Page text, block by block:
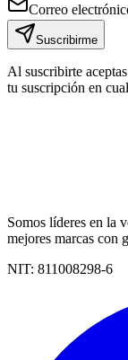
Correo
Suscribirme
Al suscribirte
tu suscripción en
Somos líderes en la
mejores marcas con
NIT: 811008298-6